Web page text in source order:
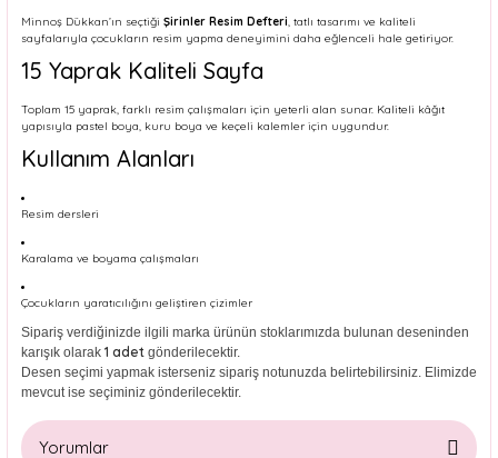
Minnoş Dükkan’ın seçtiği Şirinler Resim Defteri, tatlı tasarımı ve kaliteli
sayfalarıyla çocukların resim yapma deneyimini daha eğlenceli hale getiriyor.
15 Yaprak Kaliteli Sayfa
Toplam 15 yaprak, farklı resim çalışmaları için yeterli alan sunar. Kaliteli kâğıt
yapısıyla pastel boya, kuru boya ve keçeli kalemler için uygundur.
Kullanım Alanları
Resim dersleri
Karalama ve boyama çalışmaları
Çocukların yaratıcılığını geliştiren çizimler
Sipariş verdiğinizde ilgili marka ürünün stoklarımızda bulunan deseninden
karışık olarak 1 adet gönderilecektir.
Desen seçimi yapmak isterseniz sipariş notunuzda belirtebilirsiniz. Elimizde
mevcut ise seçiminiz gönderilecektir.
Yorumlar